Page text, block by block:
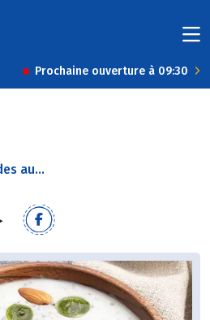
Prochaine ouverture à 09:30
au...